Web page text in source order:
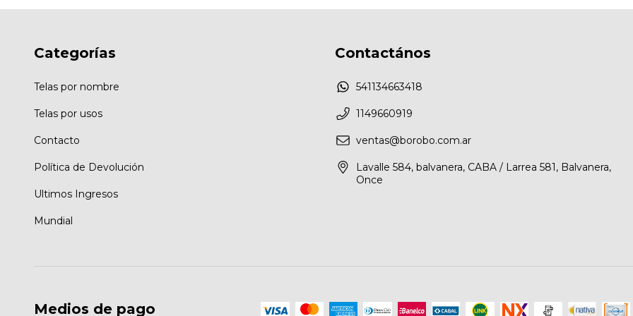
Categorías
Telas por nombre
Telas por usos
Contacto
Política de Devolución
Ultimos Ingresos
Mundial
Contactános
541134663418
1149660919
ventas@borobo.com.ar
Lavalle 584, balvanera, CABA / Larrea 581, Balvanera,
Once
Medios de pago